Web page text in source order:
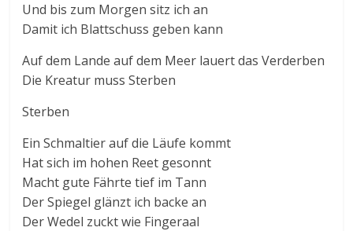
Und bis zum Morgen sitz ich an
Damit ich Blattschuss geben kann
Auf dem Lande auf dem Meer lauert das Verderben
Die Kreatur muss Sterben
Sterben
Ein Schmaltier auf die Läufe kommt
Hat sich im hohen Reet gesonnt
Macht gute Fährte tief im Tann
Der Spiegel glänzt ich backe an
Der Wedel zuckt wie Fingeraal